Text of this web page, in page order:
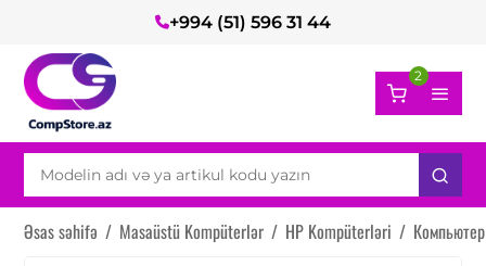
+994 (51) 596 31 44
2
Əsas səhifə / Masaüstü Kompüterlər / HP Kompüterləri /